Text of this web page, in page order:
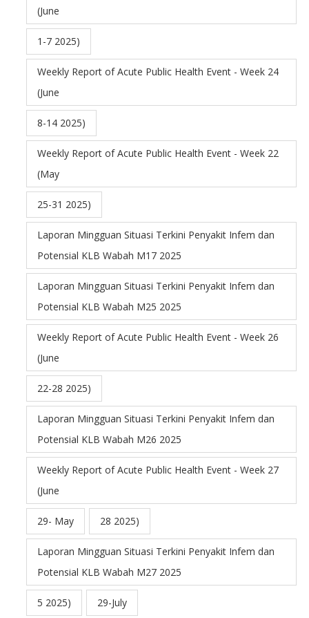
(June
1-7 2025)
Weekly Report of Acute Public Health Event - Week 24
(June
8-14 2025)
Weekly Report of Acute Public Health Event - Week 22
(May
25-31 2025)
Laporan Mingguan Situasi Terkini Penyakit Infem dan
Potensial KLB Wabah M17 2025
Laporan Mingguan Situasi Terkini Penyakit Infem dan
Potensial KLB Wabah M25 2025
Weekly Report of Acute Public Health Event - Week 26
(June
22-28 2025)
Laporan Mingguan Situasi Terkini Penyakit Infem dan
Potensial KLB Wabah M26 2025
Weekly Report of Acute Public Health Event - Week 27
(June
29- May 28 2025)
Laporan Mingguan Situasi Terkini Penyakit Infem dan
Potensial KLB Wabah M27 2025
5 2025) 29-July